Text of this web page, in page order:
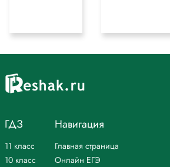
ГДЗ
11 класс
10 класс
Навигация
Главная страница
Онлайн ЕГЭ